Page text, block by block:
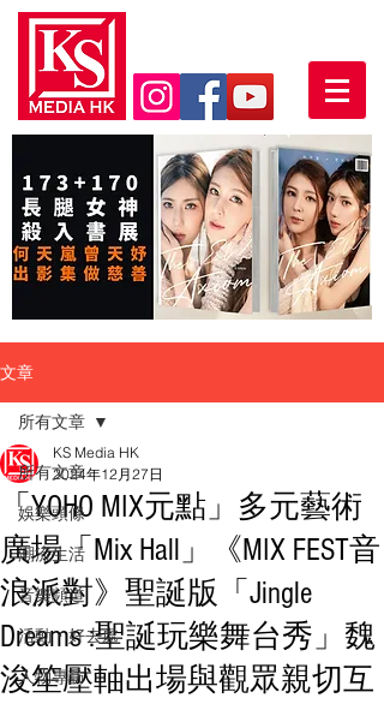
文章
所有文章
娛樂頭條
潮流生活
音樂頻道
活動・好去處
人物專訪
所有文章
「YOHO MIX元點」多元藝術
廣場「Mix Hall」《MIX FEST音
浪派對》聖誕版「Jingle
Dreams :聖誕玩樂舞台秀」魏
浚笙壓軸出場與觀眾親切互
KS Media HK
2024年12月27日